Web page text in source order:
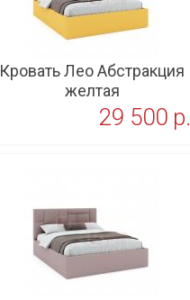
Кровать Лео Абстракция
желтая
29 500 p.